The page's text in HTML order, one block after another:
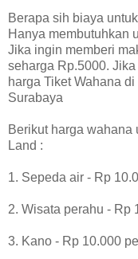
Berapa sih biaya
Hanya membutuhkan
Jika ingin memberi
seharga Rp.5000.
harga Tiket Wahana
Surabaya
Berikut harga wahana
Land :
1. Sepeda air - Rp
2. Wisata perahu - Rp
3. Kano - Rp 10.000